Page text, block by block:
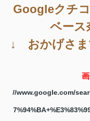
Googleクチ
ベース
↓ おかげさま
//www.google.com/